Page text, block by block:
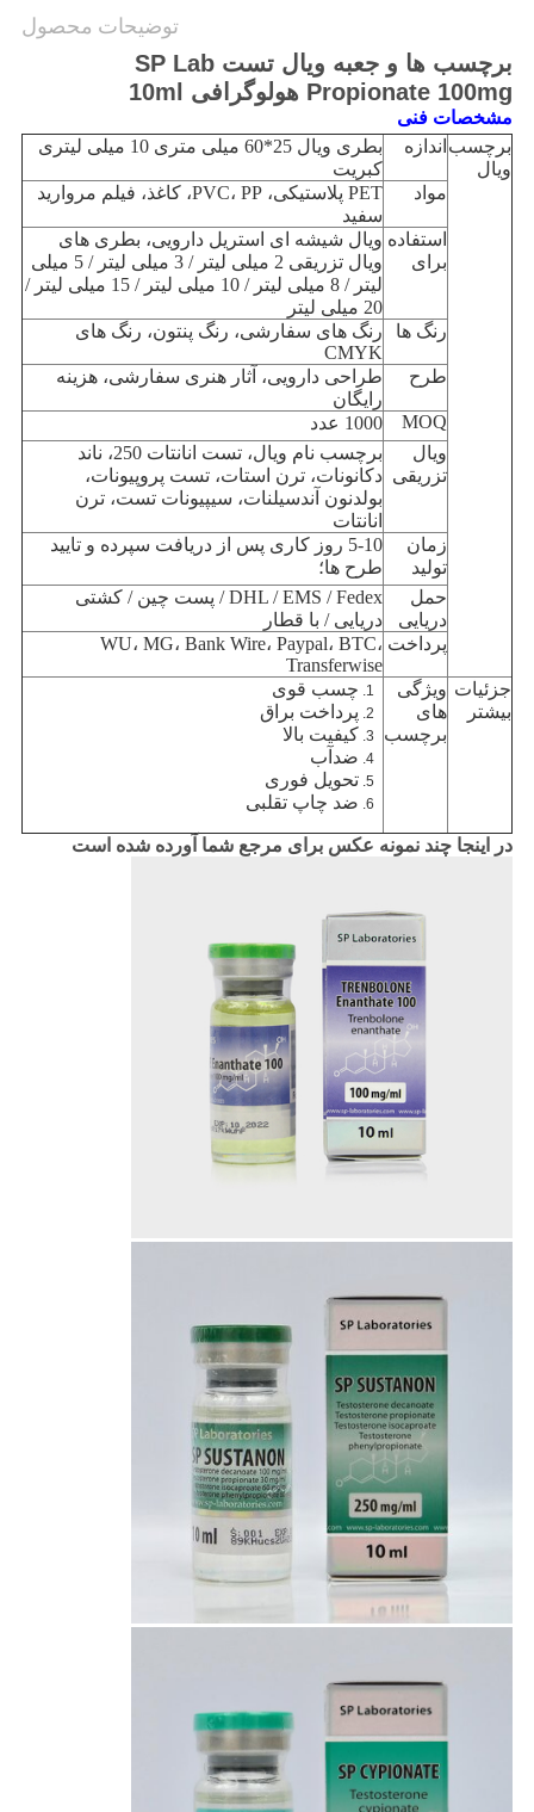
توضیحات محصول
برچسب ها و جعبه ویال تست SP Lab
Propionate 100mg هولوگرافی 10ml
مشخصات فنی
برچسب
ویال
اندازه
بطری ویال 25*60 میلی متری 10 میلی لیتری
کبریت
مواد
PET پلاستیکی، PVC، PP، کاغذ، فیلم مروارید
سفید
استفاده
برای
ویال شیشه ای استریل دارویی، بطری های
ویال تزریقی 2 میلی لیتر / 3 میلی لیتر / 5 میلی
لیتر / 8 میلی لیتر / 10 میلی لیتر / 15 میلی لیتر /
20 میلی لیتر
رنگ ها
رنگ های سفارشی، رنگ پنتون، رنگ های
CMYK
طرح
طراحی دارویی، آثار هنری سفارشی، هزینه
رایگان
MOQ
1000 عدد
ویال
تزریقی
برچسب نام ویال، تست انانتات 250، ناند
دکانونات، ترن استات، تست پروپیونات،
بولدنون آندسیلنات، سیپیونات تست، ترن
انانتات
زمان
تولید
5-10 روز کاری پس از دریافت سپرده و تایید
طرح ها؛
حمل
دریایی
DHL / EMS / Fedex / پست چین / کشتی
دریایی / با قطار
پرداخت WU، MG، Bank Wire، Paypal، BTC،
Transferwise
جزئیات
بیشتر
ویژگی
های
برچسب
چسب قوی
پرداخت براق
کیفیت بالا
ضدآب
تحویل فوری
ضد چاپ تقلبی
در اینجا چند نمونه عکس برای مرجع شما آورده شده است